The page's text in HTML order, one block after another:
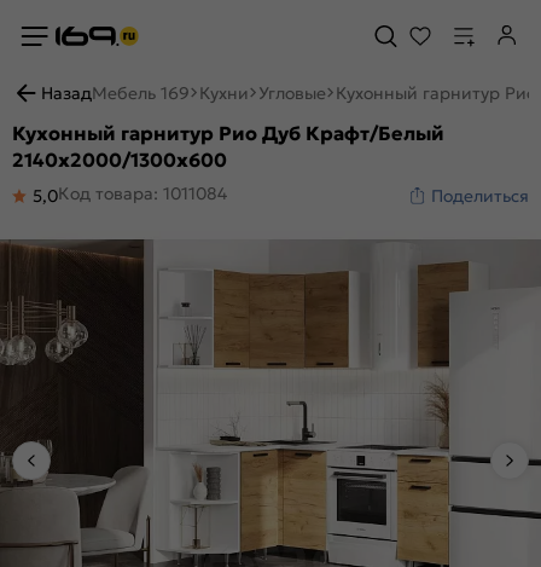
НазадМебель 169 Кухни Угловые Кухонный гарнитур
Кухонный гарнитур Рио Дуб Крафт/Белый
2140x2000/1300x600
5,0Код товара: 1011084 Поделиться